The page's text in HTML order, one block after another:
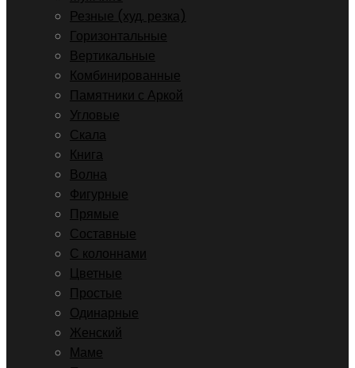
Резные (худ. резка)
Горизонтальные
Вертикальные
Комбинированные
Памятники с Аркой
Угловые
Скала
Книга
Волна
Фигурные
Прямые
Составные
С колоннами
Цветные
Простые
Одинарные
Женский
Маме